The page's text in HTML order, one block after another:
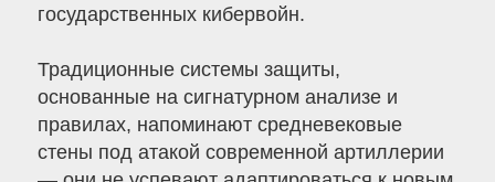
государственных кибервойн.
Традиционные системы защиты,
основанные на сигнатурном анализе и
правилах, напоминают средневековые
стены под атакой современной артиллерии